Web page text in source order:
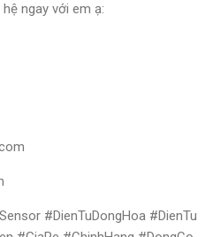
ngay với em ạ:
#DienTuDongHoa #DienTu